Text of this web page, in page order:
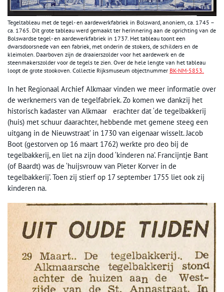
Tegeltableau met de tegel- en aardewerkfabriek in Bolsward, anoniem, ca. 1745 –
ca. 1765. Dit grote tableau werd gemaakt ter herinnering aan de oprichting van de
Bolswardse tegel- en aardewerkfabriek in 1737. Het tableau toont een
dwarsdoorsnede van een fabriek, met onderin de stokers, de schilders en de
kleimolen. Daarboven zijn de draaierszolder voor het aardewerk en de
steenmakerszolder voor de tegels te zien. Over de hele lengte van het tableau
loopt de grote stookoven. Collectie Rijksmuseum objectnummer BK-NM-5853.
In het Regionaal Archief Alkmaar vinden we meer informatie over
de werknemers van de tegelfabriek. Zo komen we dankzij het
historisch kadaster van Alkmaar erachter dat ‘de tegelbakkerij
(huis) met schuur daarachter, hebbende met gemene steeg een
uitgang in de Nieuwstraat’ in 1730 van eigenaar wisselt. Jacob
Boot (gestorven op 16 maart 1762) werkte pro deo bij de
tegelbakkerij, en liet na zijn dood ‘kinderen na’. Francijntje Bant
(of Baardt) was de ‘huijsvrouw van Pieter Korver in de
tegelbakkerij’. Toen zij stierf op 17 september 1755 liet ook zij
kinderen na.